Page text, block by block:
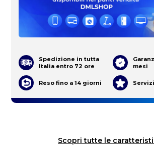
Scopri tutte le
Spedizione in tutta
Italia entro 72 ore
mesi
Reso fino a 14 giorni